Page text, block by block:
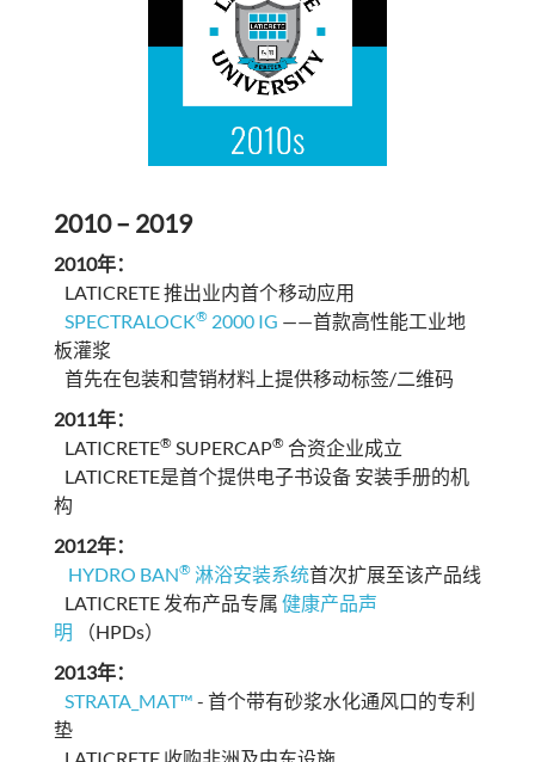
2010 – 2019
2010年：
LATICRETE 推出业内首个移动应用
SPECTRALOCK® 2000 IG ——首款高性能工业地
板灌浆
首先在包装和营销材料上提供移动标签/二维码
2011年：
LATICRETE® SUPERCAP® 合资企业成立
LATICRETE是首个提供电子书设备 安装手册的机
构
2012年：
HYDRO BAN® 淋浴安装系统首次扩展至该产品线
LATICRETE 发布产品专属 健康产品声
明 （HPDs）
2013年：
STRATA_MAT™ - 首个带有砂浆水化通风口的专利
垫